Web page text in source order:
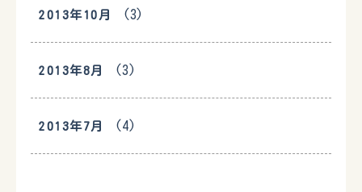
2013年10月 (3)
2013年8月 (3)
2013年7月 (4)